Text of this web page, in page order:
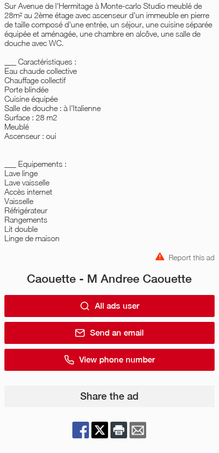
Sur Avenue de l'Hermitage à Monte-carlo Studio meublé de
28m² au 2ème étage avec ascenseur d'un immeuble en pierre
de taille composé d'une entrée, un séjour, une cuisine séparée
équipée et aménagée, une chambre en alcôve, une salle de
douche avec WC.
___ Caractéristiques :
Eau chaude collective
Chauffage collectif
Porte blindée
Cuisine équipée
Salle de douche : à l'Italienne
Surface : 28 m2
Meublé
Ascenseur : oui
___ Equipements :
Lave linge
Lave vaisselle
Accès internet
Vaisselle
Réfrigérateur
Rangements
Lit double
Linge de maison
Report this ad
Caouette - M Andree Caouette
All ads user
Send an email
View phone number
Share the ad